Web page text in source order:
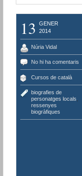
13
GENER
2014
Núria Vidal
No hi ha comentaris
Cursos de català
biografies de
personatges locals
ressenyes
biogràfiques